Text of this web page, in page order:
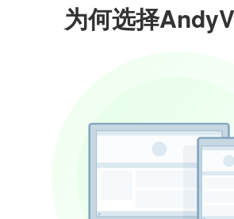
为何选择